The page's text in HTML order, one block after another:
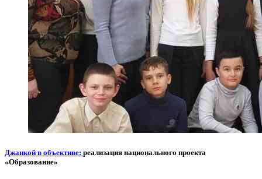
Джанкой в объективе: реализация национального проекта
«Образование»